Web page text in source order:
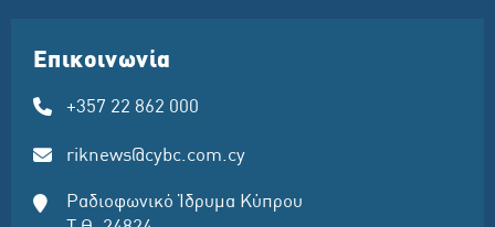
Επικοινωνία
+357 22 862 000
riknews@cybc.com.cy
Ραδιοφωνικό Ίδρυμα Κύπρου